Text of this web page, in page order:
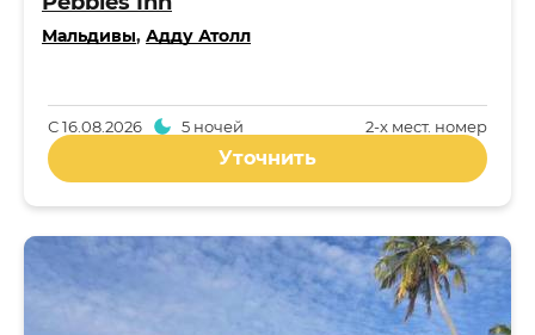
Мальдивы, Адду Атолл
2-x мест. номер
С16.08.2026 5 ночей
Уточнить